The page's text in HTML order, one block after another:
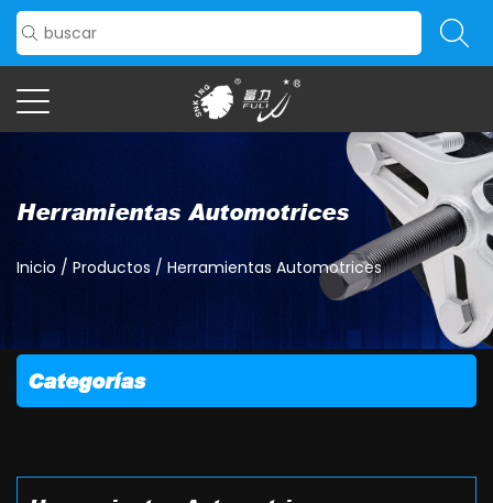
Herramientas Automotrices
Inicio / Productos / Herramientas Automotrices
Categorías